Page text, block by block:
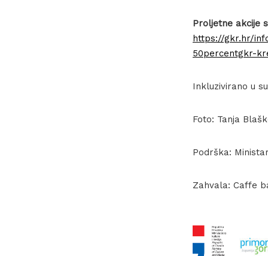
Proljetne akcije
https://gkr.hr/
50percentgkr-
Inkluzivirano u
Foto: Tanja
Podrška:
Zahvala: Caffe